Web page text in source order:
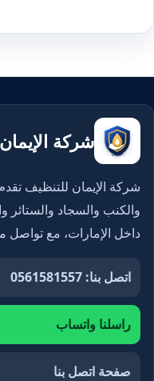
شركة
شركة الإيمان للتنظيف
والكنب والسجاد والستائر
داخل الإمارات، مع
اتصل بنا: 0561581557
راسلنا واتساب
صفحة اتصل بنا